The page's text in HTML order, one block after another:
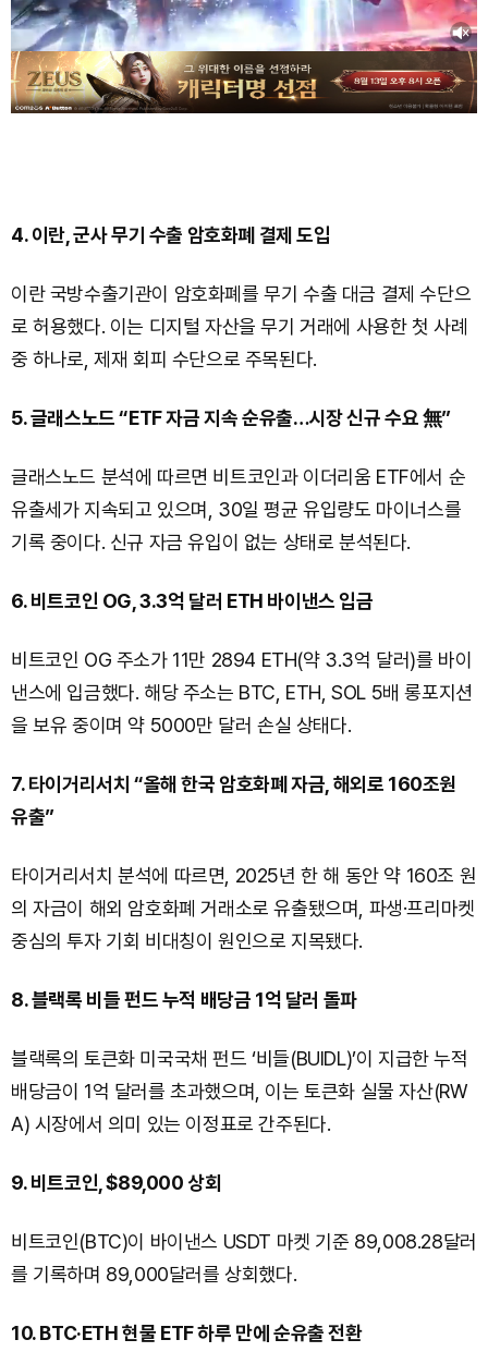
4. 이란, 군사 무기 수출 암호화폐 결제 도입
이란 국방수출기관이 암호화폐를 무기 수출 대금 결제 수단으
로 허용했다. 이는 디지털 자산을 무기 거래에 사용한 첫 사례
중 하나로, 제재 회피 수단으로 주목된다.
5. 글래스노드 “ETF 자금 지속 순유출…시장 신규 수요 無”
글래스노드 분석에 따르면 비트코인과 이더리움 ETF에서 순
유출세가 지속되고 있으며, 30일 평균 유입량도 마이너스를
기록 중이다. 신규 자금 유입이 없는 상태로 분석된다.
6. 비트코인 OG, 3.3억 달러 ETH 바이낸스 입금
비트코인 OG 주소가 11만 2894 ETH(약 3.3억 달러)를 바이
낸스에 입금했다. 해당 주소는 BTC, ETH, SOL 5배 롱포지션
을 보유 중이며 약 5000만 달러 손실 상태다.
7. 타이거리서치 “올해 한국 암호화폐 자금, 해외로 160조원
유출”
타이거리서치 분석에 따르면, 2025년 한 해 동안 약 160조 원
의 자금이 해외 암호화폐 거래소로 유출됐으며, 파생·프리마켓
중심의 투자 기회 비대칭이 원인으로 지목됐다.
8. 블랙록 비들 펀드 누적 배당금 1억 달러 돌파
블랙록의 토큰화 미국국채 펀드 ‘비들(BUIDL)’이 지급한 누적
배당금이 1억 달러를 초과했으며, 이는 토큰화 실물 자산(RW
A) 시장에서 의미 있는 이정표로 간주된다.
9. 비트코인, $89,000 상회
비트코인(BTC)이 바이낸스 USDT 마켓 기준 89,008.28달러
를 기록하며 89,000달러를 상회했다.
10. BTC·ETH 현물 ETF 하루 만에 순유출 전환